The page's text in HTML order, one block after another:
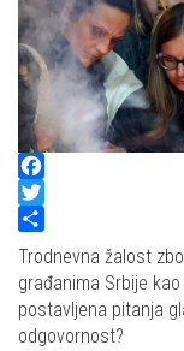
Facebook
Twitter
Share
Trodnevna žalost
građanima Srbije
postavljena pitanja
odgovornost?